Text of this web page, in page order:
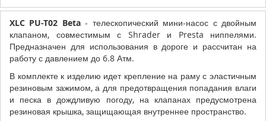
XLC PU-T02 Beta- телескопический мини-насос с двойным
клапаном, совместимым с Shrader и Presta ниппелями.
Предназначен для использования в дороге и рассчитан на
работу с давлением до 6.8 Атм.
В комплекте к изделию идет крепление на раму с эластичным
резиновым зажимом, а для предотвращения попадания влаги
и песка в дождливую погоду, на клапанах предусмотрена
резиновая крышка, защищающая внутреннее пространство.